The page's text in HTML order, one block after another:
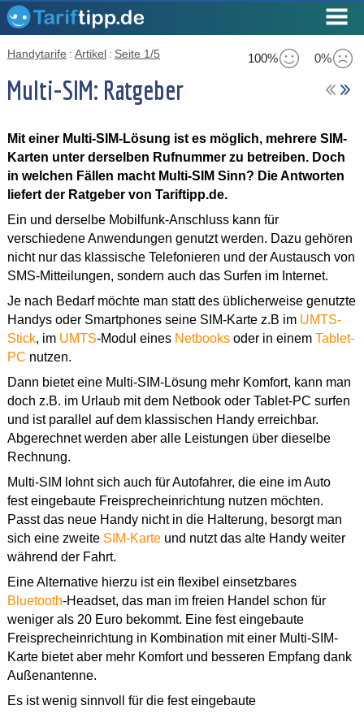
100% 0%
Handytarife : Artikel : Seite 1/5
Multi-SIM: Ratgeber
Mit einer Multi-SIM-Lösung ist es möglich, mehrere SIM-
Karten unter derselben Rufnummer zu betreiben. Doch
in welchen Fällen macht Multi-SIM Sinn? Die Antworten
liefert der Ratgeber von Tariftipp.de.
Ein und derselbe Mobilfunk-Anschluss kann für
verschiedene Anwendungen genutzt werden. Dazu gehören
nicht nur das klassische Telefonieren und der Austausch von
SMS-Mitteilungen, sondern auch das Surfen im Internet.
Je nach Bedarf möchte man statt des üblicherweise genutzte
Handys oder Smartphones seine SIM-Karte z.B im UMTS-
Stick, im UMTS-Modul eines Netbooks oder in einem Tablet-
PC nutzen.
Dann bietet eine Multi-SIM-Lösung mehr Komfort, kann man
doch z.B. im Urlaub mit dem Netbook oder Tablet-PC surfen
und ist parallel auf dem klassischen Handy erreichbar.
Abgerechnet werden aber alle Leistungen über dieselbe
Rechnung.
Multi-SIM lohnt sich auch für Autofahrer, die eine im Auto
fest eingebaute Freisprecheinrichtung nutzen möchten.
Passt das neue Handy nicht in die Halterung, besorgt man
sich eine zweite SIM-Karteund nutzt das alte Handy weiter
während der Fahrt.
Eine Alternative hierzu ist ein flexibel einsetzbares
Bluetooth-Headset, das man im freien Handel schon für
weniger als 20 Euro bekommt. Eine fest eingebaute
Freisprecheinrichtung in Kombination mit einer Multi-SIM-
Karte bietet aber mehr Komfort und besseren Empfang dank
Außenantenne.
Es ist wenig sinnvoll für die fest eingebaute